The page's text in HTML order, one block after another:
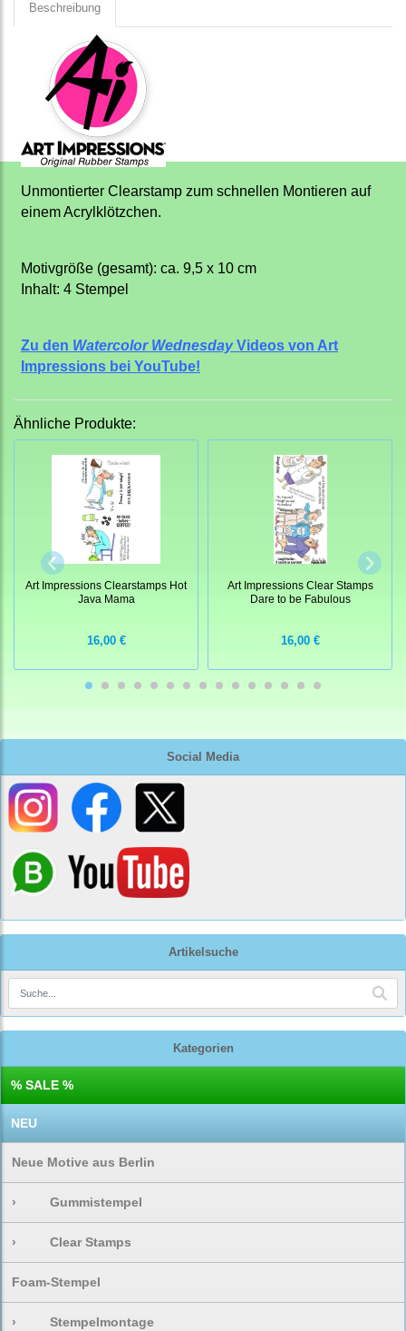
Social Media
Artikelsuche
Kategorien
% SALE %
NEU
Neue Motive aus Berlin
› Gummistempel
› Clear Stamps
Foam-Stempel
› Stempelmontage
Beschreibung
Unmontierter Clearstamp zum schnellen Montieren auf
einem Acrylklötzchen.
Motivgröße (gesamt): ca. 9,5 x 10 cm
Inhalt: 4 Stempel
Zu den Watercolor WednesdayVideos von Art
Impressions bei YouTube!
Ähnliche Produkte:
Art Impressions Clearstamps Hot
Java Mama
16,00 €
Art Impressions Clear Stamps
Dare to be Fabulous
16,00 €